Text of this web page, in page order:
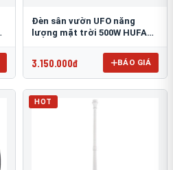
Đèn sân vườn UFO năng
lượng mặt trời 500W HUFA
3.150.000đ BÁO GIÁ
HOT